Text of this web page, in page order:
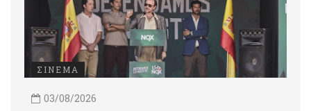
ΣΙΝΕΜΑ
03/08/2026